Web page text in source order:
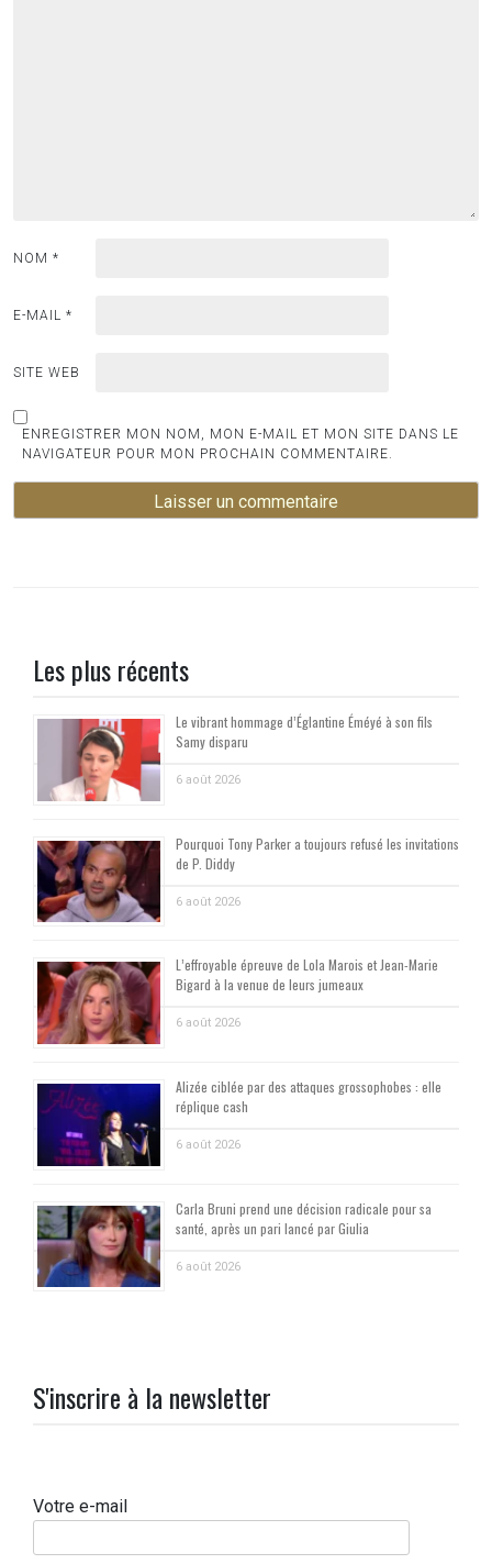
NOM *
E-MAIL *
SITE WEB
ENREGISTRER MON NOM, MON E-MAIL ET MON SITE DANS LE
NAVIGATEUR POUR MON PROCHAIN COMMENTAIRE.
Les plus récents
Le vibrant hommage d’Églantine Éméyé à son fils
Samy disparu
6 août 2026
Pourquoi Tony Parker a toujours refusé les invitations
de P. Diddy
6 août 2026
L’effroyable épreuve de Lola Marois et Jean-Marie
Bigard à la venue de leurs jumeaux
6 août 2026
Alizée ciblée par des attaques grossophobes : elle
réplique cash
6 août 2026
Carla Bruni prend une décision radicale pour sa
santé, après un pari lancé par Giulia
6 août 2026
S'inscrire à la newsletter
Votre e-mail